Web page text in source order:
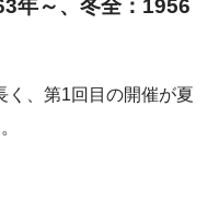
年～、冬全：1956
く、第1回目の開催が夏